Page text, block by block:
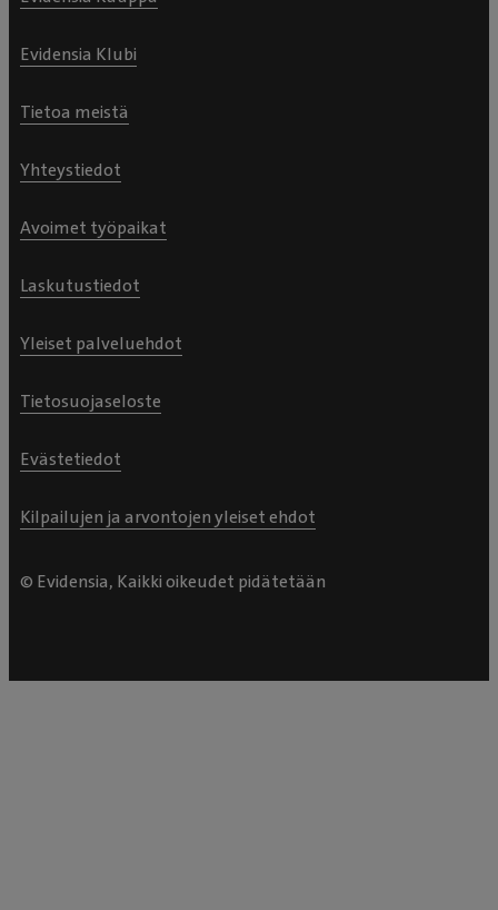
Evidensia Klubi
Tietoa meistä
Yhteystiedot
Avoimet työpaikat
Laskutustiedot
Yleiset palveluehdot
Tietosuojaseloste
Evästetiedot
Kilpailujen ja arvontojen yleiset ehdot
© Evidensia, Kaikki oikeudet pidätetään